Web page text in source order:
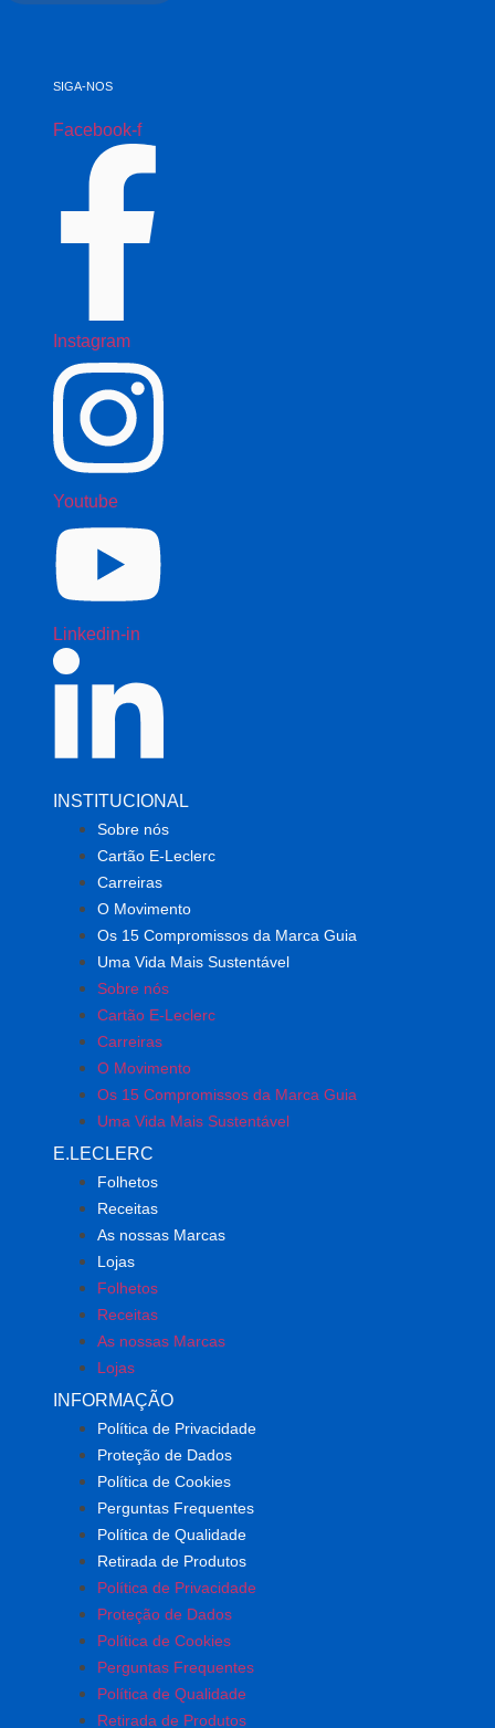
SIGA-NOS
Facebook-f
Instagram
Youtube
Linkedin-in
INSTITUCIONAL
Sobre nós
Cartão E-Leclerc
Carreiras
O Movimento
Os 15 Compromissos da Marca Guia
Uma Vida Mais Sustentável
Sobre nós
Cartão E-Leclerc
Carreiras
O Movimento
Os 15 Compromissos da Marca Guia
Uma Vida Mais Sustentável
E.LECLERC
Folhetos
Receitas
As nossas Marcas
Lojas
Folhetos
Receitas
As nossas Marcas
Lojas
INFORMAÇÃO
Política de Privacidade
Proteção de Dados
Política de Cookies
Perguntas Frequentes
Política de Qualidade
Retirada de Produtos
Política de Privacidade
Proteção de Dados
Política de Cookies
Perguntas Frequentes
Política de Qualidade
Retirada de Produtos